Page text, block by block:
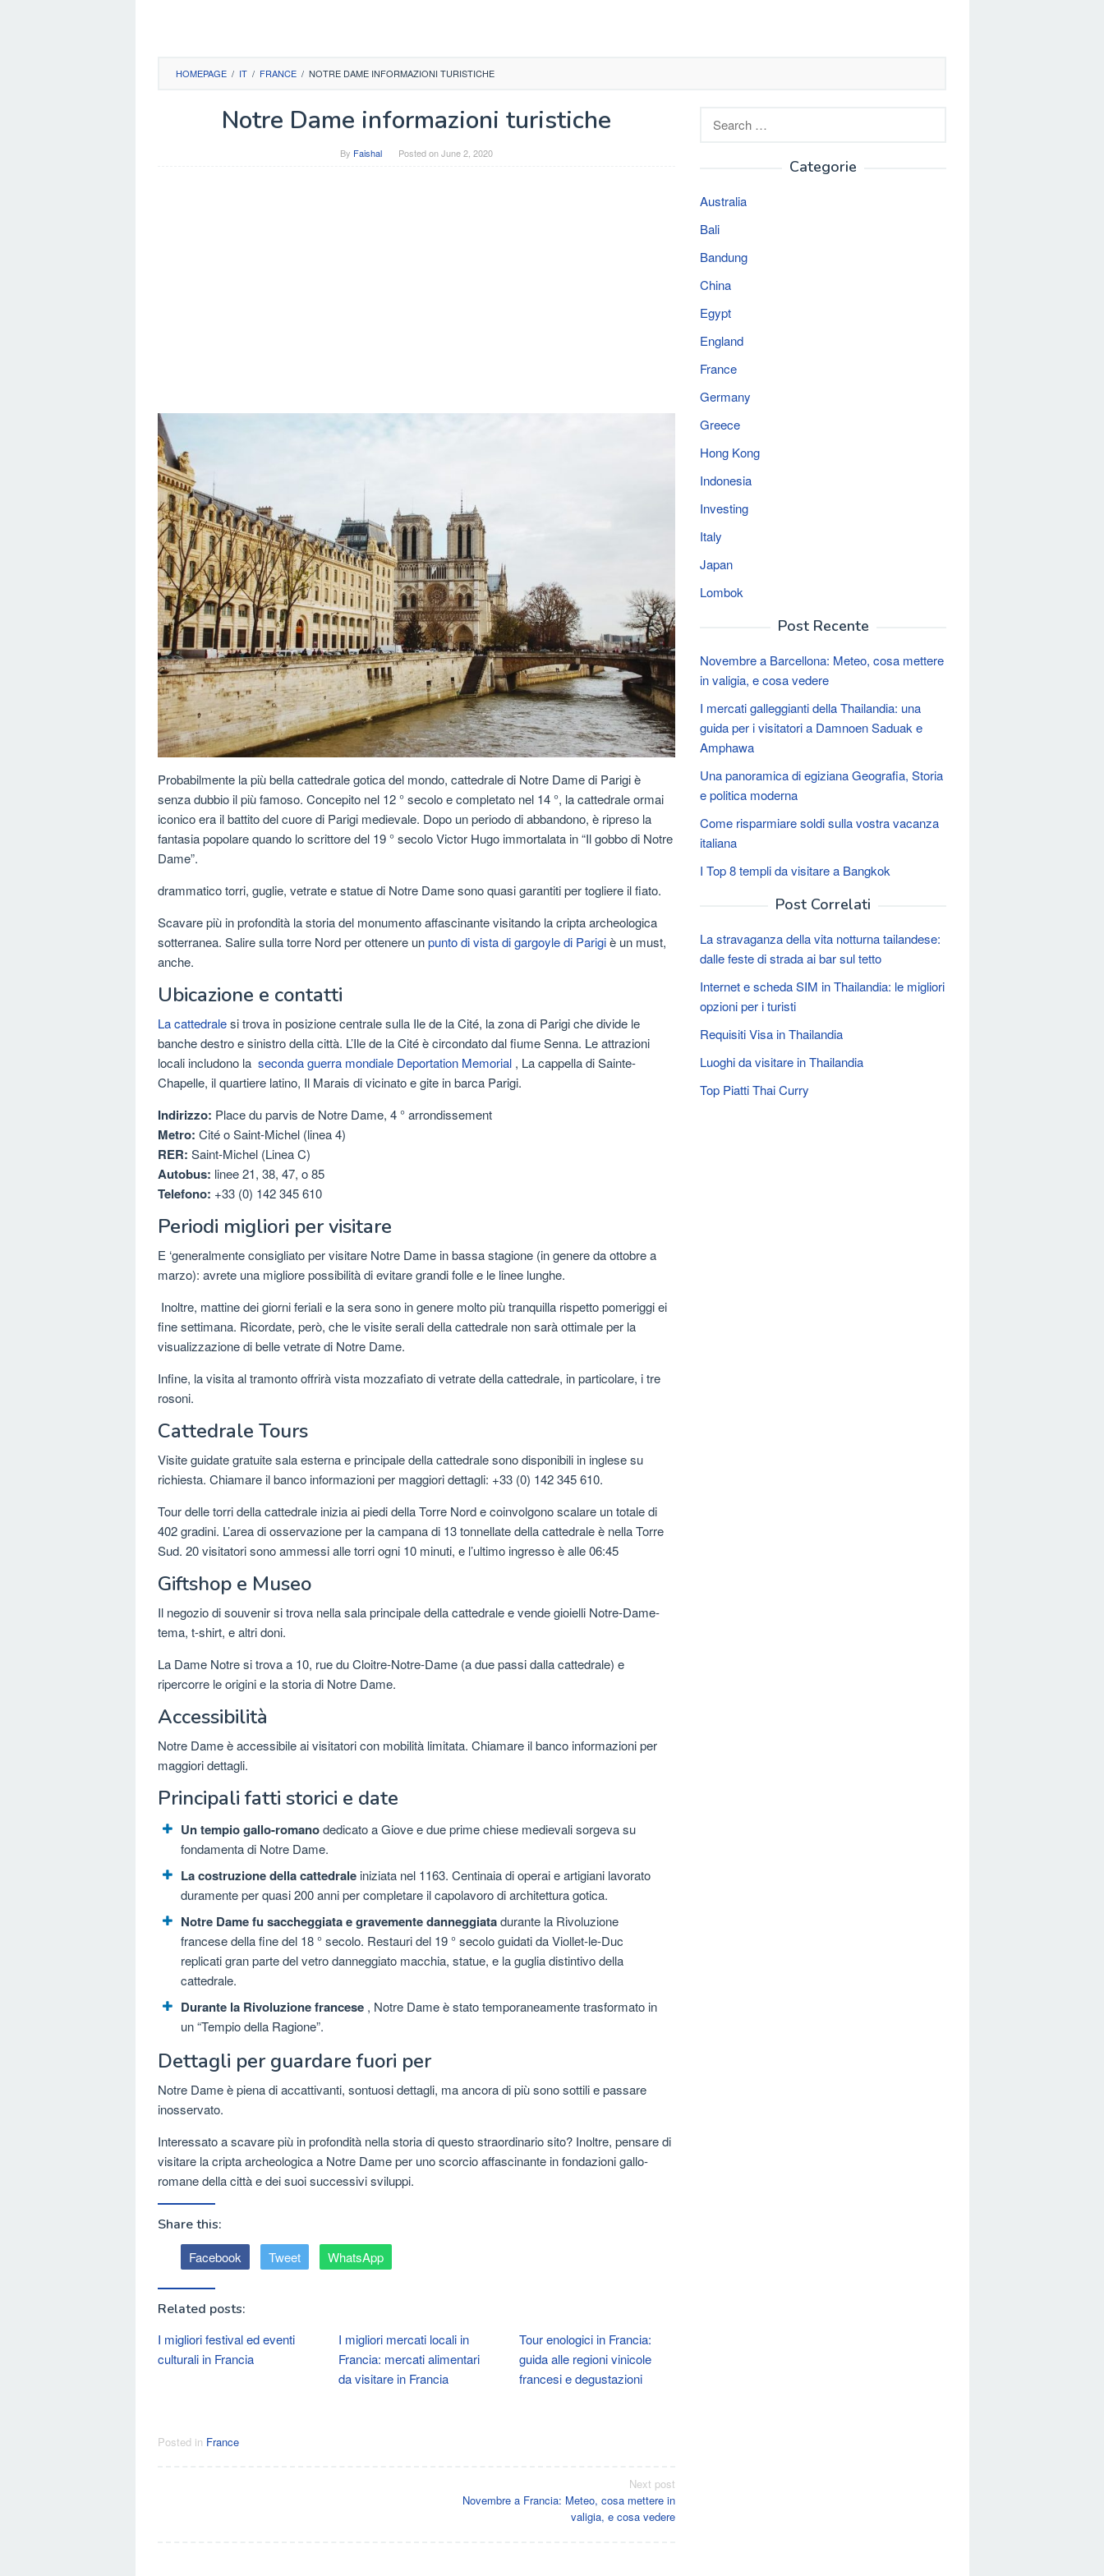
HOMEPAGE / IT / FRANCE / NOTRE DAME INFORMAZIONI TURISTICHE
Notre Dame informazioni turistiche
By Faishal Posted onJune 2, 2020
Probabilmente la più bella cattedrale gotica del mondo, cattedrale di Notre Dame di Parigi è
senza dubbio il più famoso. Concepito nel 12 ° secolo e completato nel 14 °, la cattedrale ormai
iconico era il battito del cuore di Parigi medievale. Dopo un periodo di abbandono, è ripreso la
fantasia popolare quando lo scrittore del 19 ° secolo Victor Hugo immortalata in “Il gobbo di Notre
Dame”.
drammatico torri, guglie, vetrate e statue di Notre Dame sono quasi garantiti per togliere il fiato.
Scavare più in profondità la storia del monumento affascinante visitando la cripta archeologica
sotterranea. Salire sulla torre Nord per ottenere unpunto di vista di gargoyle di Parigiè un must,
anche.
Ubicazione e contatti
La cattedralesi trova in posizione centrale sulla Ile de la Cité, la zona di Parigi che divide le
banche destro e sinistro della città. L’Ile de la Cité è circondato dal fiume Senna. Le attrazioni
locali includono la seconda guerra mondiale Deportation Memorial , La cappella di Sainte-
Chapelle, il quartiere latino, Il Marais di vicinato e gite in barca Parigi.
Indirizzo: Place du parvis de Notre Dame, 4 ° arrondissement
Metro: Cité o Saint-Michel (linea 4)
RER: Saint-Michel (Linea C)
Autobus: linee 21, 38, 47, o 85
Telefono: +33 (0) 142 345 610
Periodi migliori per visitare
E ‘generalmente consigliato per visitare Notre Dame in bassa stagione (in genere da ottobre a
marzo): avrete una migliore possibilità di evitare grandi folle e le linee lunghe.
Inoltre, mattine dei giorni feriali e la sera sono in genere molto più tranquilla rispetto pomeriggi ei
fine settimana. Ricordate, però, che le visite serali della cattedrale non sarà ottimale per la
visualizzazione di belle vetrate di Notre Dame.
Infine, la visita al tramonto offrirà vista mozzafiato di vetrate della cattedrale, in particolare, i tre
rosoni.
Cattedrale Tours
Visite guidate gratuite sala esterna e principale della cattedrale sono disponibili in inglese su
richiesta. Chiamare il banco informazioni per maggiori dettagli: +33 (0) 142 345 610.
Tour delle torri della cattedrale inizia ai piedi della Torre Nord e coinvolgono scalare un totale di
402 gradini. L’area di osservazione per la campana di 13 tonnellate della cattedrale è nella Torre
Sud. 20 visitatori sono ammessi alle torri ogni 10 minuti, e l’ultimo ingresso è alle 06:45
Giftshop e Museo
Il negozio di souvenir si trova nella sala principale della cattedrale e vende gioielli Notre-Dame-
tema, t-shirt, e altri doni.
La Dame Notre si trova a 10, rue du Cloitre-Notre-Dame (a due passi dalla cattedrale) e
ripercorre le origini e la storia di Notre Dame.
Accessibilità
Notre Dame è accessibile ai visitatori con mobilità limitata. Chiamare il banco informazioni per
maggiori dettagli.
Principali fatti storici e date
Un tempio gallo-romanodedicato a Giove e due prime chiese medievali sorgeva su
fondamenta di Notre Dame.
La costruzione della cattedrale iniziata nel 1163. Centinaia di operai e artigiani lavorato
duramente per quasi 200 anni per completare il capolavoro di architettura gotica.
Notre Dame fu saccheggiata e gravemente danneggiatadurante la Rivoluzione
francese della fine del 18 ° secolo. Restauri del 19 ° secolo guidati da Viollet-le-Duc
replicati gran parte del vetro danneggiato macchia, statue, e la guglia distintivo della
cattedrale.
Durante la Rivoluzione francese , Notre Dame è stato temporaneamente trasformato in
un “Tempio della Ragione”.
Dettagli per guardare fuori per
Notre Dame è piena di accattivanti, sontuosi dettagli, ma ancora di più sono sottili e passare
inosservato.
Interessato a scavare più in profondità nella storia di questo straordinario sito? Inoltre, pensare di
visitare la cripta archeologica a Notre Dame per uno scorcio affascinante in fondazioni gallo-
romane della città e dei suoi successivi sviluppi.
Share this:
Facebook Tweet WhatsApp
Related posts:
I migliori festival ed eventi
culturali in Francia
I migliori mercati locali in
Francia: mercati alimentari
da visitare in Francia
Tour enologici in Francia:
guida alle regioni vinicole
francesi e degustazioni
Posted in France
Next post
Novembre a Francia: Meteo, cosa mettere in
valigia, e cosa vedere
Categorie
Australia
Bali
Bandung
China
Egypt
England
France
Germany
Greece
Hong Kong
Indonesia
Investing
Italy
Japan
Lombok
Post Recente
Novembre a Barcellona: Meteo, cosa mettere
in valigia, e cosa vedere
I mercati galleggianti della Thailandia: una
guida per i visitatori a Damnoen Saduak e
Amphawa
Una panoramica di egiziana Geografia, Storia
e politica moderna
Come risparmiare soldi sulla vostra vacanza
italiana
I Top 8 templi da visitare a Bangkok
Post Correlati
La stravaganza della vita notturna tailandese:
dalle feste di strada ai bar sul tetto
Internet e scheda SIM in Thailandia: le migliori
opzioni per i turisti
Requisiti Visa in Thailandia
Luoghi da visitare in Thailandia
Top Piatti Thai Curry